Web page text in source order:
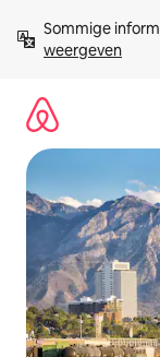
direct
naar
Sommige
weergeven